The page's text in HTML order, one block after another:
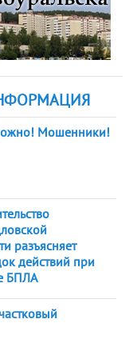
Мошенники!
разъясняет
действий при
БПЛА